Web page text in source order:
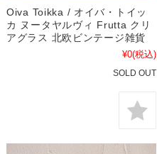
Oiva Toikka / オイバ・トイッ
カ ヌータヤルヴィ Frutta クリ
アグラス 北欧ビンテージ雑貨
¥0(税込)
SOLD OUT